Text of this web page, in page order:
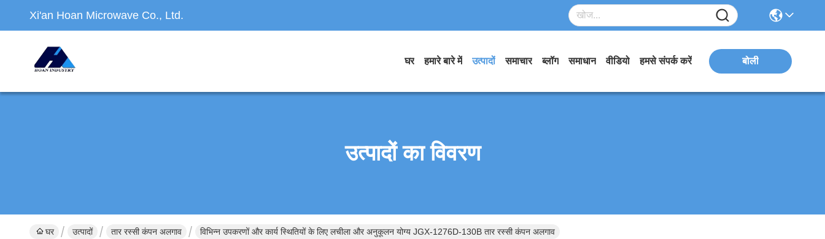
Xi'an Hoan Microwave Co., Ltd.
घर हमारे बारे में उत्पादों समाचार ब्लॉग समाधान वीडियो हमसे संपर्क करें बोली
उत्पादों का विवरण
घर उत्पादों तार रस्सी कंपन अलगाव विभिन्न उपकरणों और कार्य स्थितियों के लिए लचीला और अनुकूलन योग्य JGX-1276D-130B तार रस्सी कंपन अलगाव